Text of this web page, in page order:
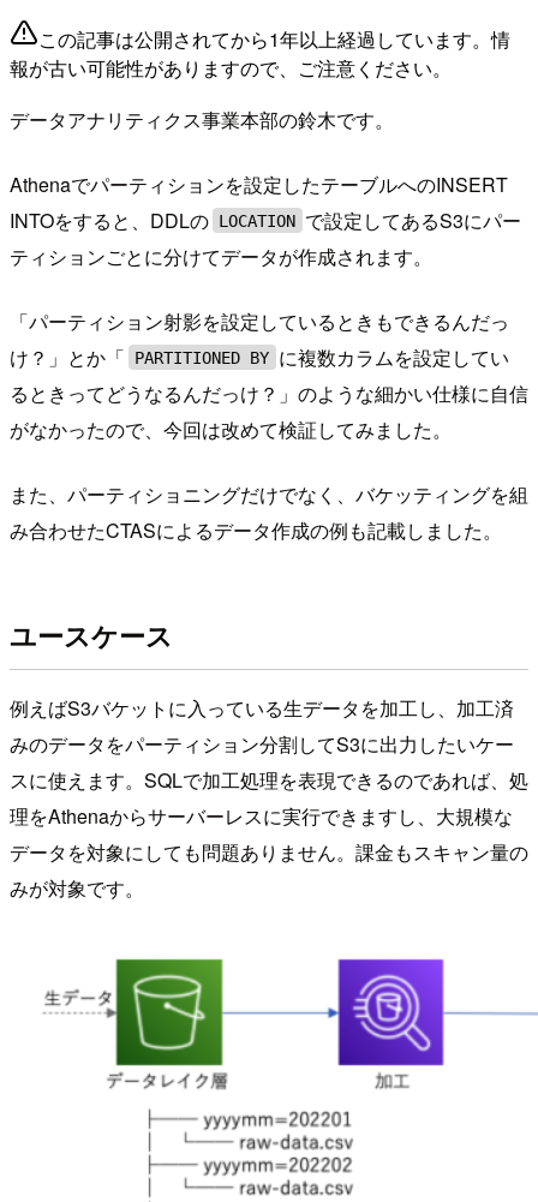
この記事は公開されてから1年以上経過しています。情
報が古い可能性がありますので、ご注意ください。
データアナリティクス事業本部の鈴木です。
Athenaでパーティションを設定したテーブルへのINSERT
INTOをすると、DDLの LOCATION で設定してあるS3にパー
ティションごとに分けてデータが作成されます。
「パーティション射影を設定しているときもできるんだっ
け？」とか「
PARTITIONED BY に複数カラムを設定してい
るときってどうなるんだっけ？」のような細かい仕様に自信
がなかったので、今回は改めて検証してみました。
また、パーティショニングだけでなく、バケッティングを組
み合わせたCTASによるデータ作成の例も記載しました。
ユースケース
例えばS3バケットに入っている生データを加工し、加工済
みのデータをパーティション分割してS3に出力したいケー
スに使えます。SQLで加工処理を表現できるのであれば、処
理をAthenaからサーバーレスに実行できますし、大規模な
データを対象にしても問題ありません。課金もスキャン量の
みが対象です。